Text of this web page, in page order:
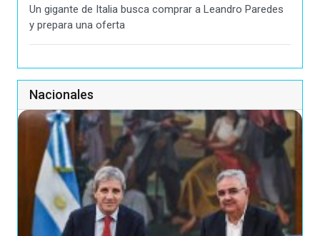
Un gigante de Italia busca comprar a Leandro Paredes
y prepara una oferta
Nacionales